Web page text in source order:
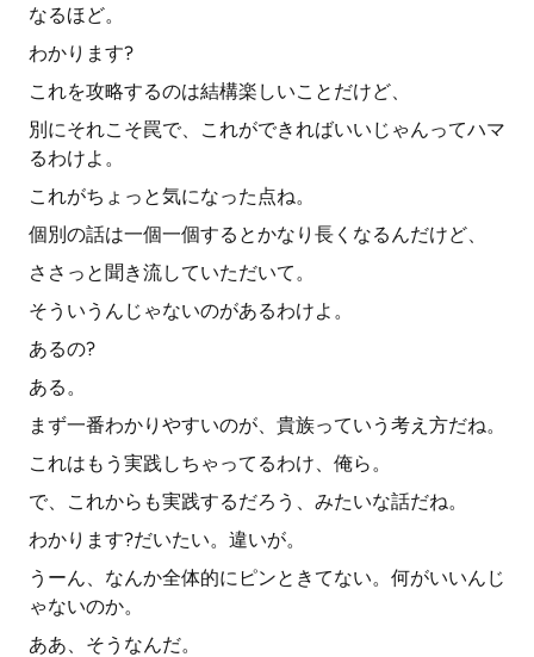
なるほど。
わかります?
これを攻略するのは結構楽しいことだけど、
別にそれこそ罠で、これができればいいじゃんってハマ
るわけよ。
これがちょっと気になった点ね。
個別の話は一個一個するとかなり長くなるんだけど、
ささっと聞き流していただいて。
そういうんじゃないのがあるわけよ。
あるの?
ある。
まず一番わかりやすいのが、貴族っていう考え方だね。
これはもう実践しちゃってるわけ、俺ら。
で、これからも実践するだろう、みたいな話だね。
わかります?だいたい。違いが。
うーん、なんか全体的にピンときてない。何がいいんじ
ゃないのか。
ああ、そうなんだ。